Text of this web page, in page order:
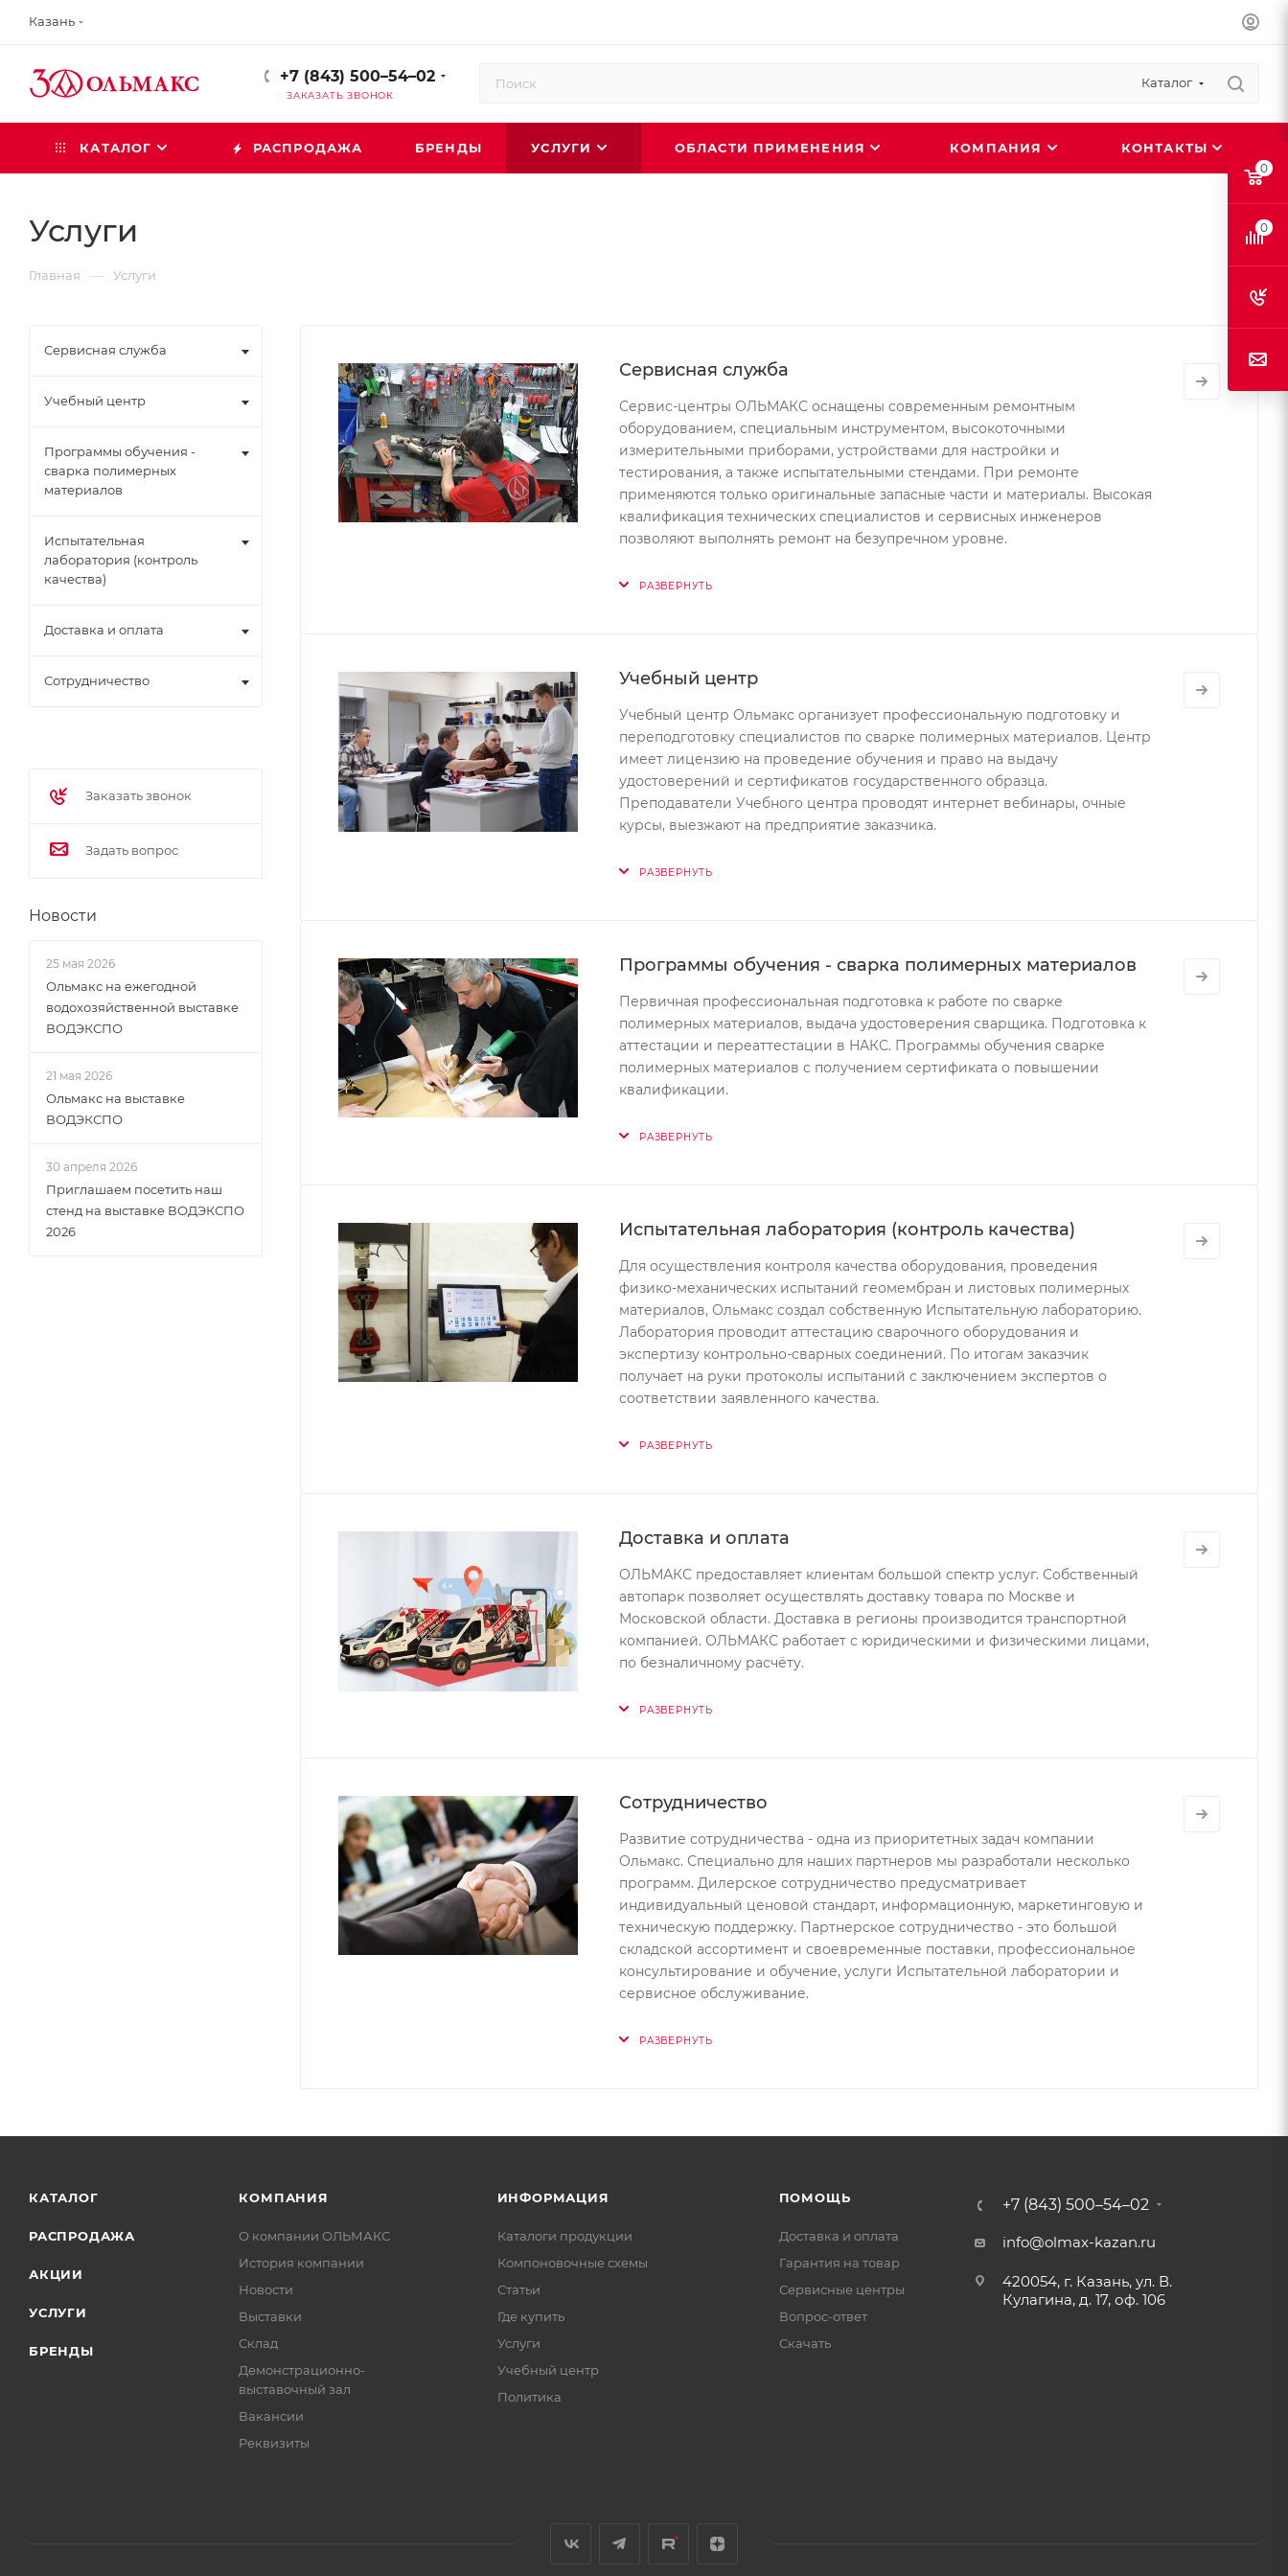
Казань
+7 (843) 500–54–02
ЗАКАЗАТЬ ЗВОНОК
Каталог
КАТАЛОГ РАСПРОДАЖА БРЕНДЫ УСЛУГИ ОБЛАСТИ ПРИМЕНЕНИЯ КОМПАНИЯ КОНТАКТЫ
Услуги
Главная — Услуги
Сервисная служба
Сервис-центры ОЛЬМАКС оснащены современным ремонтным
оборудованием, специальным инструментом, высокоточными
измерительными приборами, устройствами для настройки и
тестирования, а также испытательными стендами. При ремонте
применяются только оригинальные запасные части и материалы. Высокая
квалификация технических специалистов и сервисных инженеров
позволяют выполнять ремонт на безупречном уровне.
РАЗВЕРНУТЬ
Учебный центр
Учебный центр Ольмакс организует профессиональную подготовку и
переподготовку специалистов по сварке полимерных материалов. Центр
имеет лицензию на проведение обучения и право на выдачу
удостоверений и сертификатов государственного образца.
Преподаватели Учебного центра проводят интернет вебинары, очные
курсы, выезжают на предприятие заказчика.
РАЗВЕРНУТЬ
Программы обучения - сварка полимерных материалов
Первичная профессиональная подготовка к работе по сварке
полимерных материалов, выдача удостоверения сварщика. Подготовка к
аттестации и переаттестации в НАКС. Программы обучения сварке
полимерных материалов с получением сертификата о повышении
квалификации.
РАЗВЕРНУТЬ
Испытательная лаборатория (контроль качества)
Для осуществления контроля качества оборудования, проведения
физико-механических испытаний геомембран и листовых полимерных
материалов, Ольмакс создал собственную Испытательную лабораторию.
Лаборатория проводит аттестацию сварочного оборудования и
экспертизу контрольно-сварных соединений. По итогам заказчик
получает на руки протоколы испытаний с заключением экспертов о
соответствии заявленного качества.
РАЗВЕРНУТЬ
Доставка и оплата
ОЛЬМАКС предоставляет клиентам большой спектр услуг. Собственный
автопарк позволяет осуществлять доставку товара по Москве и
Московской области. Доставка в регионы производится транспортной
компанией. ОЛЬМАКС работает с юридическими и физическими лицами,
по безналичному расчёту.
РАЗВЕРНУТЬ
Сотрудничество
Развитие сотрудничества - одна из приоритетных задач компании
Ольмакс. Специально для наших партнеров мы разработали несколько
программ. Дилерское сотрудничество предусматривает
индивидуальный ценовой стандарт, информационную, маркетинговую и
техническую поддержку. Партнерское сотрудничество - это большой
складской ассортимент и своевременные поставки, профессиональное
консультирование и обучение, услуги Испытательной лаборатории и
сервисное обслуживание.
РАЗВЕРНУТЬ
Сервисная служба
Учебный центр
Программы обучения -
сварка полимерных
материалов
Испытательная
лаборатория (контроль
качества)
Доставка и оплата
Сотрудничество
Заказать звонок
Задать вопрос
Новости
25 мая 2026
Ольмакс на ежегодной
водохозяйственной выставке
ВОДЭКСПО
21 мая 2026
Ольмакс на выставке
ВОДЭКСПО
30 апреля 2026
Приглашаем посетить наш
стенд на выставке ВОДЭКСПО
2026
КАТАЛОГ
РАСПРОДАЖА
АКЦИИ
УСЛУГИ
БРЕНДЫ
КОМПАНИЯ
О компании ОЛЬМАКС
История компании
Новости
Выставки
Склад
Демонстрационно-
выставочный зал
Вакансии
Реквизиты
ИНФОРМАЦИЯ
Каталоги продукции
Компоновочные схемы
Статьи
Где купить
Услуги
Учебный центр
Политика
ПОМОЩЬ
Доставка и оплата
Гарантия на товар
Сервисные центры
Вопрос-ответ
Скачать
+7 (843) 500–54–02
info@olmax-kazan.ru
420054, г. Казань, ул. В.
Кулагина, д. 17, оф. 106
0
0